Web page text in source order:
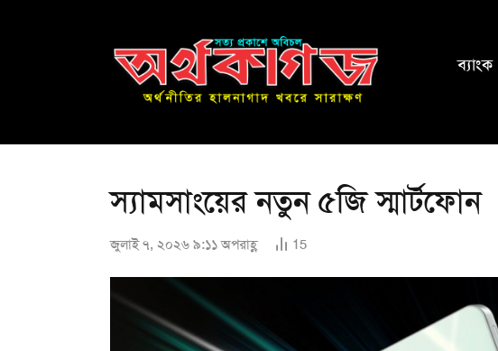
ব্যাংক
স্যামসাংয়ের নতুন ৫জি স্মার্টফোন
জুলাই ৭, ২০২৬ ৯:১১ অপরাহ্ণ 15